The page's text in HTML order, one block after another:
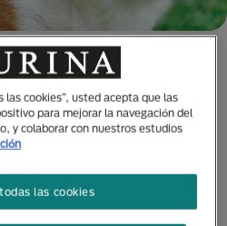
perro a
las cookies”, usted acepta que las
para mejorar la navegación del
y colaborar con nuestros estudios
las cookies